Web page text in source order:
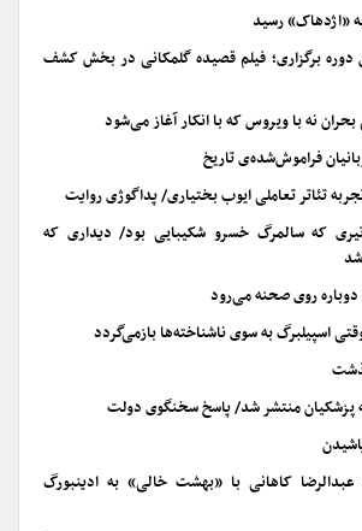
«اژدهاک» رسید
دوره برگزاری؛ فیلم قصیده گلمکانی در بخش کشف
نه با ویروس که با انکار آغاز می‌شود
فراموش‌شده‌ی تاریخ
تئاتر تعاملی ایوب بختیاری/ پداگوژی روایت
مناسبت ۲۸ تیری که سالمرگ خسرو شکیبایی بود/ دیداری که
روی صحنه می‌رود
اسپیلبرگ به سوی ناشناخته‌ها بازمی‌گردد
پزشکیان منتشر شد/ پاسخ سخنگوی دولت
عبدالرضا کاهانی با «بهشت خالی» به ادینبورگ